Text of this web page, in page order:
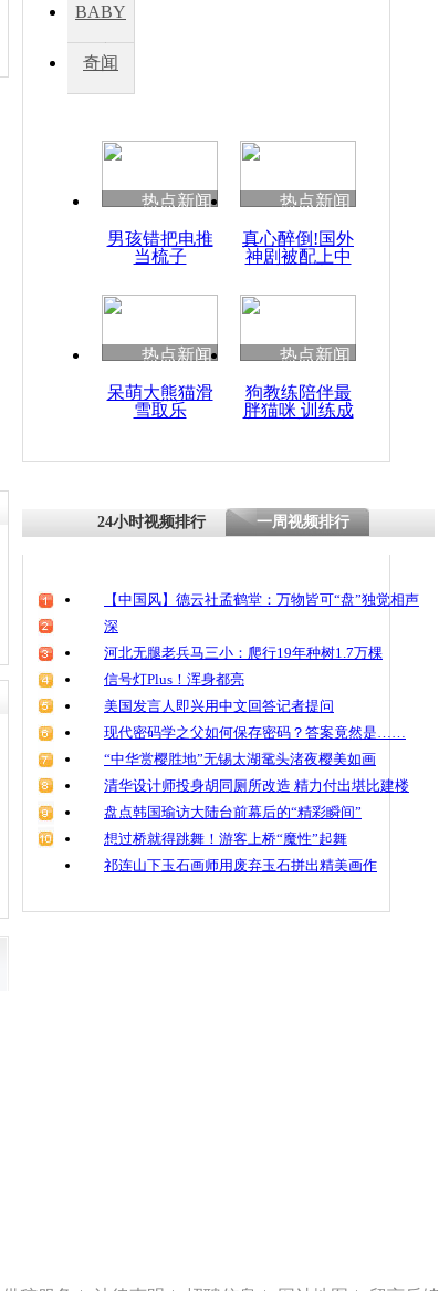
因
度苗族花山节
魂
BABY
秀
奇闻
热点新闻
男孩错把电推
当梳子
热点新闻
真心醉倒!国外
神剧被配上中
热点新闻
呆萌大熊猫滑
雪取乐
热点新闻
狗教练陪伴最
胖猫咪 训练成
24小时视频排行 一周视频排行
【中国风】德云社孟鹤堂：万物皆可“盘”独觉相声
深
河北无腿老兵马三小：爬行19年种树1.7万棵
信号灯Plus！浑身都亮
美国发言人即兴用中文回答记者提问
现代密码学之父如何保存密码？答案竟然是……
“中华赏樱胜地”无锡太湖鼋头渚夜樱美如画
清华设计师投身胡同厕所改造 精力付出堪比建楼
盘点韩国瑜访大陆台前幕后的“精彩瞬间”
想过桥就得跳舞！游客上桥“魔性”起舞
祁连山下玉石画师用废弃玉石拼出精美画作